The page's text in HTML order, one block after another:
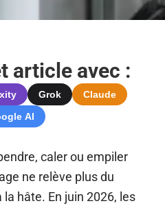
article avec :
Grok
Claude
AI
caler ou empiler
ne relève plus du
hâte. En juin 2026, les